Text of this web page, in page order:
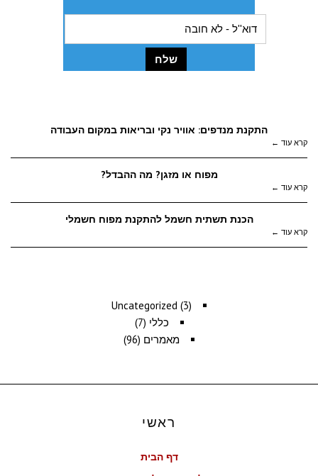
התקנת מנדפים: אוויר נקי ובריאות במקום העבודה
קרא עוד ←
מפוח או מזגן? מה ההבדל?
קרא עוד ←
הכנת תשתית חשמל להתקנת מפוח חשמלי
קרא עוד ←
Uncategorized (3)
כללי (7)
מאמרים (96)
ראשי
דף הבית